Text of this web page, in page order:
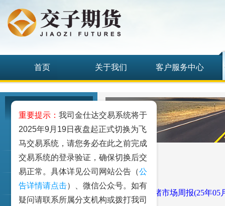
首页 关于我们 客户服务中心
工业品
农业品
金融期货和衍生品
周报下载： 生猪市场周报(25年05
重要提示： 我司金仕达交易系统将于
2025年9月19日夜盘起正式切换为飞
马交易系统，请您务必在此之前完成
交易系统的登录验证，确保切换后交
易正常。具体详见公司网站公告（公
告详情请点击）、微信公众号。如有
疑问请联系所属分支机构或拨打我司